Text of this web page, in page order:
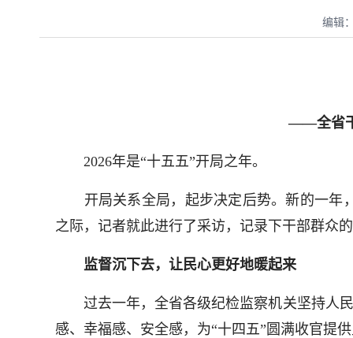
编辑
——全省干
2026年是“十五五”开局之年。
开局关系全局，起步决定后势。新的一年
之际，记者就此进行了采访，记录下干部群众
监督沉下去，让民心更好地暖起来
过去一年，全省各级纪检监察机关坚持人民
感、幸福感、安全感，为“十四五”圆满收官提